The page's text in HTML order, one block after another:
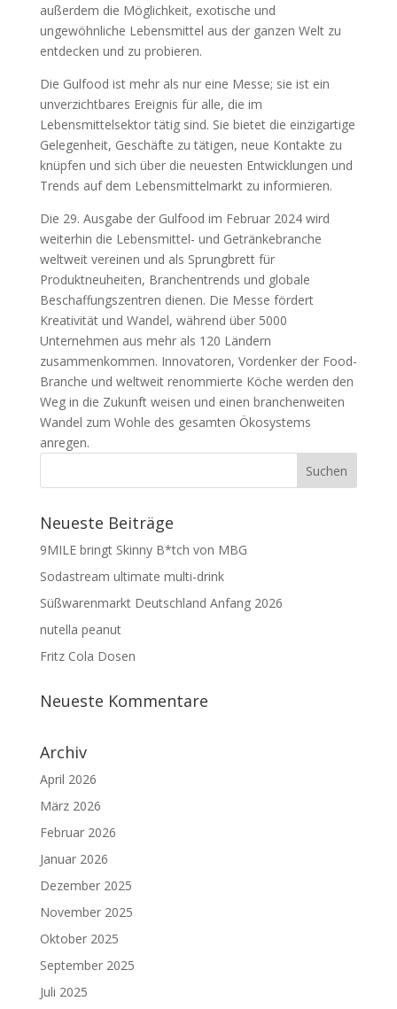
außerdem die Möglichkeit, exotische und
ungewöhnliche Lebensmittel aus der ganzen Welt zu
entdecken und zu probieren.
Die Gulfood ist mehr als nur eine Messe; sie ist ein
unverzichtbares Ereignis für alle, die im
Lebensmittelsektor tätig sind. Sie bietet die einzigartige
Gelegenheit, Geschäfte zu tätigen, neue Kontakte zu
knüpfen und sich über die neuesten Entwicklungen und
Trends auf dem Lebensmittelmarkt zu informieren.
Die 29. Ausgabe der Gulfood im Februar 2024 wird
weiterhin die Lebensmittel- und Getränkebranche
weltweit vereinen und als Sprungbrett für
Produktneuheiten, Branchentrends und globale
Beschaffungszentren dienen. Die Messe fördert
Kreativität und Wandel, während über 5000
Unternehmen aus mehr als 120 Ländern
zusammenkommen. Innovatoren, Vordenker der Food-
Branche und weltweit renommierte Köche werden den
Weg in die Zukunft weisen und einen branchenweiten
Wandel zum Wohle des gesamten Ökosystems
anregen.
Neueste Beiträge
9MILE bringt Skinny B*tch von MBG
Sodastream ultimate multi-drink
Süßwarenmarkt Deutschland Anfang 2026
nutella peanut
Fritz Cola Dosen
Neueste Kommentare
Archiv
April 2026
März 2026
Februar 2026
Januar 2026
Dezember 2025
November 2025
Oktober 2025
September 2025
Juli 2025